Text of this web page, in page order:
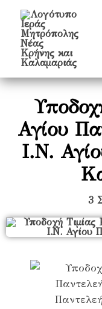
Αγίου
Ι.Ν.
3